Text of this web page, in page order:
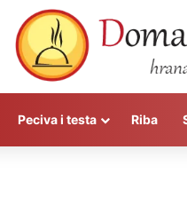
Peciva i testa Riba